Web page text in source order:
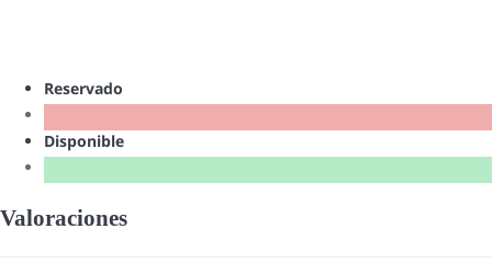
Reservado
Disponible
Valoraciones